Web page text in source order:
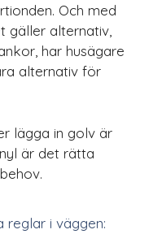
Och med
gäller alternativ,
har husägare
alternativ för
lägga in golv är
är det rätta
i väggen: